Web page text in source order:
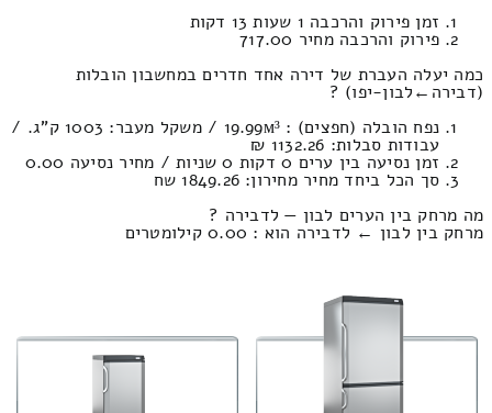
זמן פירוק והרכבה 1 שעות 13 דקות
פירוק והרכבה מחיר 717.00
כמה יעלה העברת של דירה אחד חדרים במחשבון הובלות
(דבירה‎←‏לבון-יפו) ?
נפח הובלה (חפצים) : 19.99м³ / משקל מעבר: 1003 ק”ג. /
עבודות סבלות: 1132.26 ₪
זמן נסיעה בין ערים 0 דקות 0 שניות / מחיר נסיעה 0.00
סך הכל ביחד מחיר מחירון: 1849.26 שח
מה מרחק בין הערים לבון — לדבירה ?
מרחק בין לבון ← לדבירה הוא : 0.00 קילומטרים